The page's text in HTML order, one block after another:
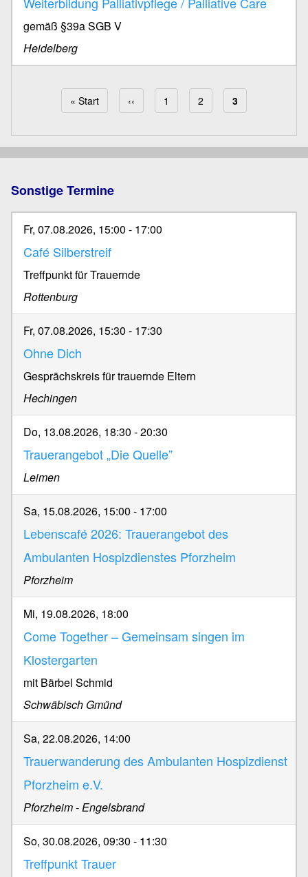
gemäß §39a SGB V
Heidelberg
Seitennummerierung
Erste Seite
« Start Vorherige Seite
‹‹ Page
1 Page
2 Aktuelle Seite
3
Sonstige Termine
Fr, 07.08.2026, 15:00 - 17:00
Café Silberstreif
Treffpunkt für Trauernde
Rottenburg
Fr, 07.08.2026, 15:30 - 17:30
Ohne Dich
Gesprächskreis für trauernde Eltern
Hechingen
Do, 13.08.2026, 18:30 -20:30
Trauerangebot „Die Quelle”
Leimen
Sa, 15.08.2026, 15:00 - 17:00
Lebenscafé 2026: Trauerangebot des
Ambulanten Hospizdienstes Pforzheim
Pforzheim
Mi, 19.08.2026, 18:00
Come Together – Gemeinsam singen im
Klostergarten
mit Bärbel Schmid
Schwäbisch Gmünd
Sa, 22.08.2026, 14:00
Trauerwanderung des Ambulanten Hospizdienst
Pforzheim e.V.
Pforzheim - Engelsbrand
So, 30.08.2026, 09:30 - 11:30
Treffpunkt Trauer